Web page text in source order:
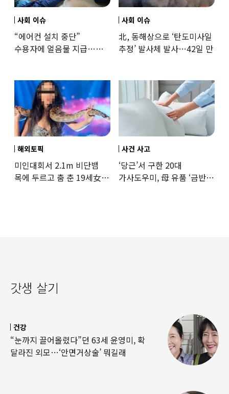
사회 이슈
“에어컨 설치 중단”
수용자에 얼음물 지급…
사회 이슈
北, 동해상으로 ‘탄도미사일
추정’ 발사체 발사…42일 만
해외토픽
미인대회서 2.1m 비단뱀
목에 두르고 춤 춘 19세女
사건 사고
‘당근’서 구한 20대
가사도우미, 母 유품 ‘금반지
갓생 살기
건강
“눈까지 끌어올렸다”던 63세 윤영미, 확
달라진 외모…‘안면거상술’ 뭐길래